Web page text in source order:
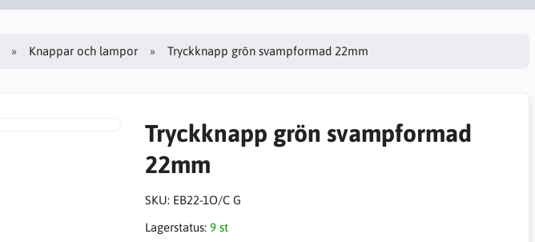
Knappar och lampor Tryckknapp grön svampformad 22mm
Tryckknapp grön svampformad
22mm
SKU: EB22-1O/C G
Lagerstatus: 9 st